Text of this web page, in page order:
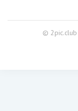
©